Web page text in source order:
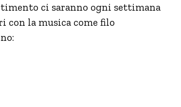
ci saranno ogni settimana
la musica come filo